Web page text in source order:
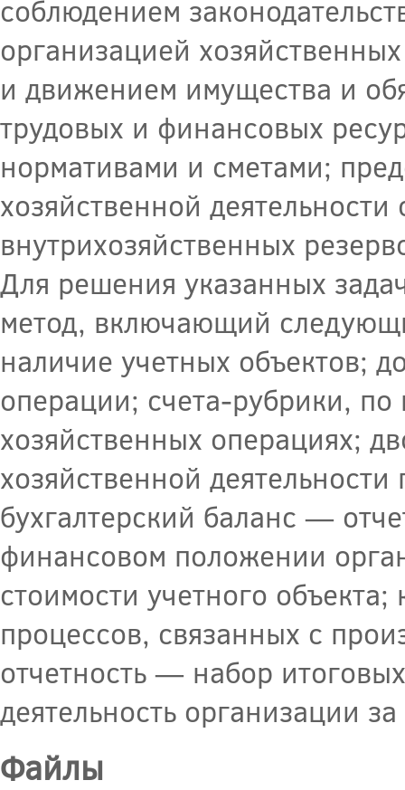
соблюдением
организацией
и движением имущества и
трудовых и финансовых
нормативами и сметами;
хозяйственной
внутрихозяйственных
Для решения указанных
метод, включающий
наличие учетных объектов;
операции; счета-рубрики,
хозяйственных операциях;
хозяйственной
бухгалтерский баланс —
финансовом положении
стоимости учетного
процессов, связанных с
отчетность — набор
деятельность организации
Файлы